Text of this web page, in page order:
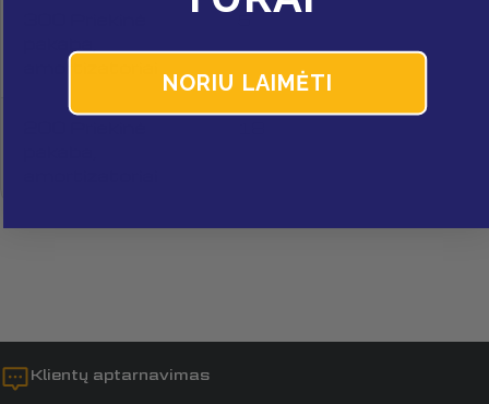
Laukai, pažymėti *, yra privalomi.
5
Klientų aptarnavimas
NORIU LAIMĖTI